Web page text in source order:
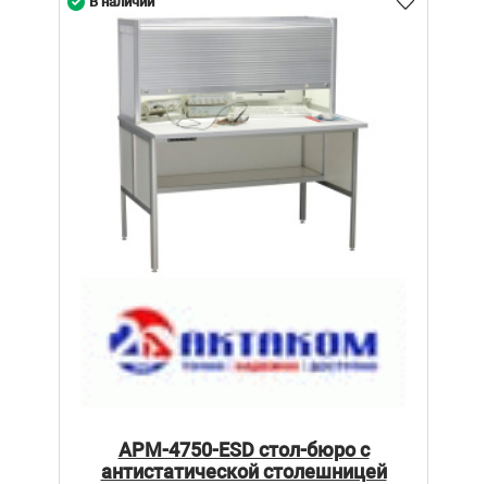
АРМ-4750-ESD стол-бюро с
антистатической столешницей